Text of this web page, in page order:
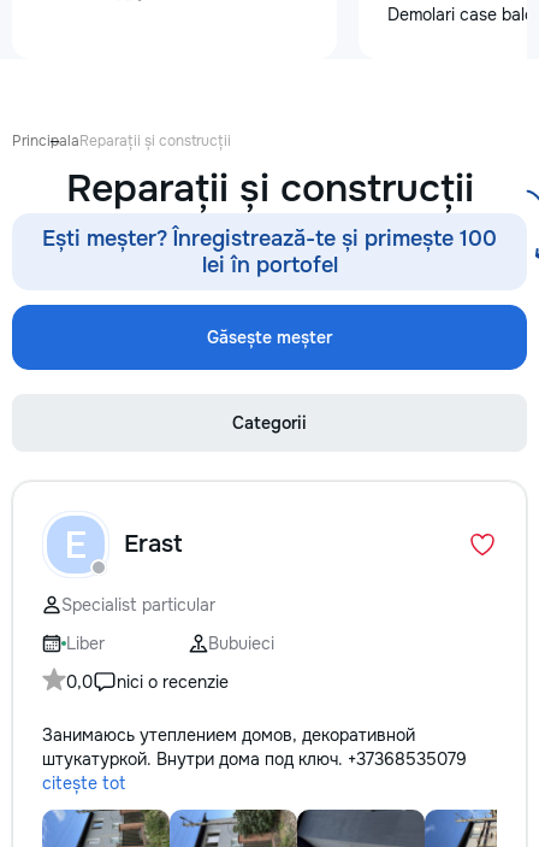
Demolari case
suprafete -
curatenie subsol la
PrincipalaReparații și construcții
Reparații și construcții
Ești meșter? Înregistrează-te și primește 100
lei în portofel
Găsește meșter
Categorii
E Erast
Specialist particular
Liber
Bubuieci
0,0
nici o recenzie
Занимаюсь утеплением домов, декоративной
штукатуркой. Внутри дома под ключ. +37368535079
citește tot